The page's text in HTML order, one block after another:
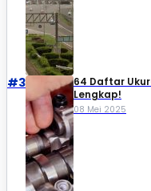
#3
64 Daftar
Lengkap!
08 Mei 2025